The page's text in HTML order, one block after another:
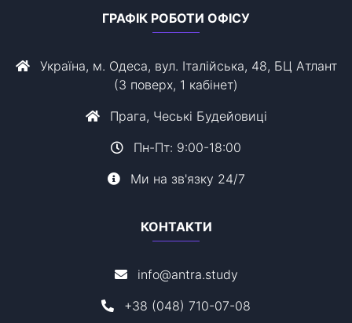
ГРАФІК РОБОТИ ОФІСУ
Україна, м. Одеса, вул. Італійська, 48, БЦ Атлант
(3 поверх, 1 кабінет)
Прага, Чеські Будейовиці
Пн-Пт: 9:00-18:00
Ми на зв'язку 24/7
КОНТАКТИ
info@antra.study
+38 (048) 710-07-08